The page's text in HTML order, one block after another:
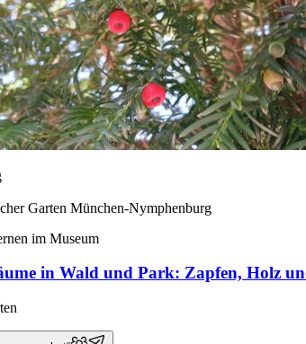
Garten München-Nymphenburg
im Museum
in Wald und Park: Zapfen, Holz